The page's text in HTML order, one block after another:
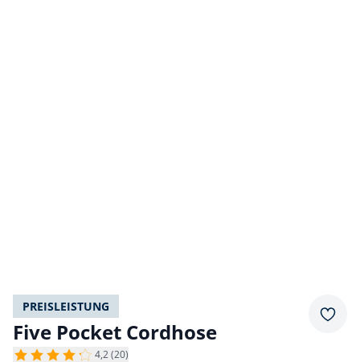
PREISLEISTUNG
Five Pocket Cordhose
4,2 (20)